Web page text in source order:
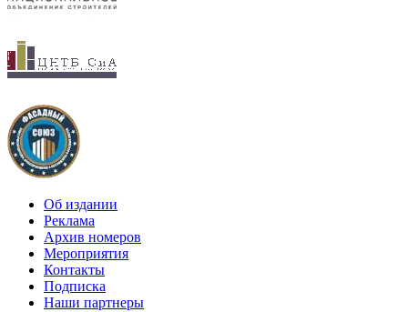
Об издании
Реклама
Архив номеров
Мероприятия
Контакты
Подписка
Наши партнеры